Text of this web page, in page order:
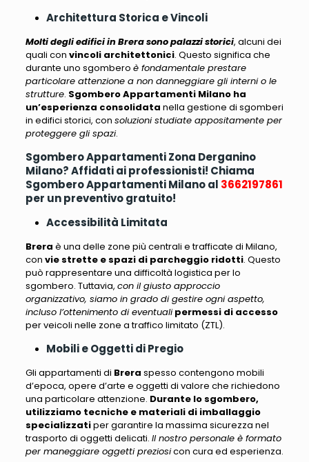
Architettura Storica e Vincoli
Molti degli edifici in Brera sono palazzi storici, alcuni dei
quali con vincoli architettonici. Questo significa che
durante uno sgombero è fondamentale prestare
particolare attenzione a non danneggiare gli interni o le
strutture. Sgombero Appartamenti Milano ha
un’esperienza consolidata nella gestione di sgomberi
in edifici storici, con soluzioni studiate appositamente per
proteggere gli spazi.
Sgombero Appartamenti Zona Derganino
Milano? Affidati ai professionisti! Chiama
Sgombero Appartamenti Milano al 3662197861
per un preventivo gratuito!
Accessibilità Limitata
Brera è una delle zone più centrali e trafficate di Milano,
con vie strette e spazi di parcheggio ridotti. Questo
può rappresentare una difficoltà logistica per lo
sgombero. Tuttavia, con il giusto approccio
organizzativo, siamo in grado di gestire ogni aspetto,
incluso l’ottenimento di eventuali permessi di accesso
per veicoli nelle zone a traffico limitato (ZTL).
Mobili e Oggetti di Pregio
Gli appartamenti di Brera spesso contengono mobili
d’epoca, opere d’arte e oggetti di valore che richiedono
una particolare attenzione. Durante lo sgombero,
utilizziamo tecniche e materiali di imballaggio
specializzatiper garantire la massima sicurezza nel
trasporto di oggetti delicati. Il nostro personale è formato
per maneggiare oggetti preziosicon cura ed esperienza.